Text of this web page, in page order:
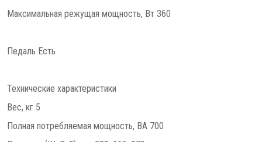
Максимальная режущая мощность, Вт 360
Педаль Есть
Технические характеристики
Вес, кг 5
Полная потребляемая мощность, ВА 700